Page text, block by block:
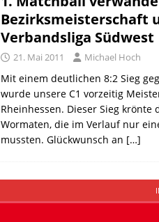
Bezirksmeisterschaft
Verbandsliga Südwest
21. Mai 2011 Michael Hoch
Mit einem deutlichen 8:2 Sieg
wurde unsere C1 vorzeitig
Rheinhessen. Dieser Sieg krönte
Wormaten, die im Verlauf nur
mussten. Glückwunsch an […]